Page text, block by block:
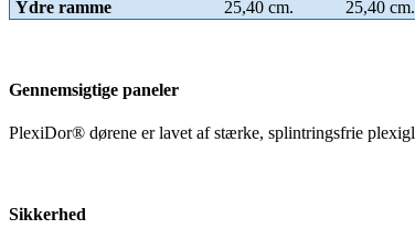
Ydre ramme
25,40 cm. 25,40 cm.
Gennemsigtige paneler
PlexiDor® dørene er lavet af stærke, splintringsfrie
Sikkerhed